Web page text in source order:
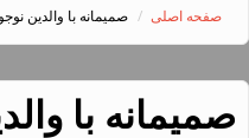
صفحه اصلی صمیمانه با والدین
صمیمانه با